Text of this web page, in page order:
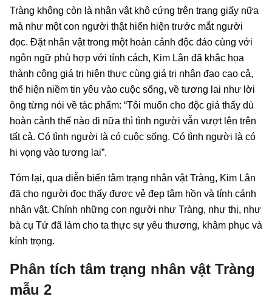
Tràng không còn là nhân vật khô cứng trên trang giấy nữa
mà như một con người thật hiển hiện trước mắt người
đọc. Đặt nhân vật trong một hoàn cảnh độc đáo cùng với
ngôn ngữ phù hợp với tính cách, Kim Lân đã khắc họa
thành công giá trị hiện thực cùng giá trị nhân đạo cao cả,
thể hiện niềm tin yêu vào cuộc sống, về tương lai như lời
ông từng nói về tác phẩm: “Tôi muốn cho độc giả thấy dù
hoàn cảnh thế nào đi nữa thì tình người vẫn vượt lên trên
tất cả. Có tình người là có cuộc sống. Có tình người là có
hi vọng vào tương lai”.
Tóm lại, qua diễn biến tâm trạng nhân vật Tràng, Kim Lân
đã cho người đọc thấy được vẻ đẹp tâm hồn và tính cánh
nhân vật. Chính những con người như Tràng, như thị, như
bà cụ Tứ đã làm cho ta thực sự yêu thương, khâm phục và
kính trọng.
Phân tích tâm trạng nhân vật Tràng
mẫu 2